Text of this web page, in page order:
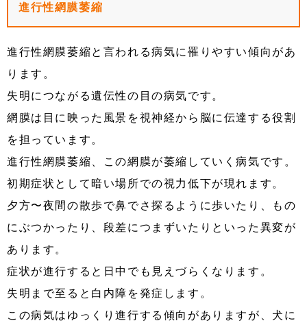
進行性網膜萎縮
進行性網膜萎縮と言われる病気に罹りやすい傾向があ
ります。
失明につながる遺伝性の目の病気です。
網膜は目に映った風景を視神経から脳に伝達する役割
を担っています。
進行性網膜萎縮、この網膜が萎縮していく病気です。
初期症状として暗い場所での視力低下が現れます。
夕方〜夜間の散歩で鼻でさ探るように歩いたり、もの
にぶつかったり、段差につまずいたりといった異変が
あります。
症状が進行すると日中でも見えづらくなります。
失明まで至ると白内障を発症します。
この病気はゆっくり進行する傾向がありますが、犬に